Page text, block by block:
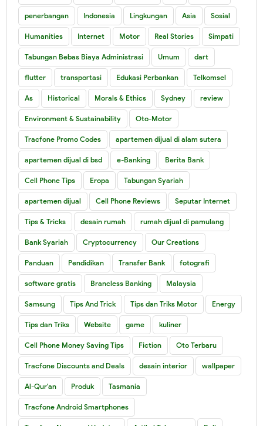
penerbangan Indonesia Lingkungan Asia Sosial
Humanities Internet Motor Real Stories Simpati
Tabungan Bebas Biaya Administrasi Umum dart
flutter transportasi Edukasi Perbankan Telkomsel
As Historical Morals & Ethics Sydney review
Environment & Sustainability Oto-Motor
Tracfone Promo Codes apartemen dijual di alam sutera
apartemen dijual di bsd e-Banking Berita Bank
Cell Phone Tips Eropa Tabungan Syariah
apartemen dijual Cell Phone Reviews Seputar Internet
Tips & Tricks desain rumah rumah dijual di pamulang
Bank Syariah Cryptocurrency Our Creations
Panduan Pendidikan Transfer Bank fotografi
software gratis Brancless Banking Malaysia
Samsung Tips And Trick Tips dan Triks Motor Energy
Tips dan Triks Website game kuliner
Cell Phone Money Saving Tips Fiction Oto Terbaru
Tracfone Discounts and Deals desain interior wallpaper
Al-Qur'an Produk Tasmania
Tracfone Android Smartphones